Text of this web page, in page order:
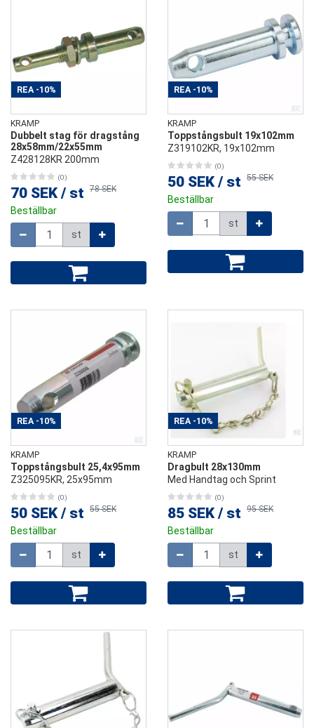
REA -10%
KRAMP
Dubbelt stag för dragstång
28x58mm/22x55mm
Z428128KR 200mm
(0)
70 SEK / st 78 SEK
Beställbar
st
REA -10%
KRAMP
Toppstångsbult 19x102mm
Z319102KR, 19x102mm
(0)
50 SEK / st 55 SEK
Beställbar
st
REA -10%
KRAMP
Toppstångsbult 25,4x95mm
Z325095KR, 25x95mm
(0)
50 SEK / st 55 SEK
Beställbar
st
REA -10%
KRAMP
Dragbult 28x130mm
Med Handtag och Sprint
(0)
85 SEK / st 95 SEK
Beställbar
st